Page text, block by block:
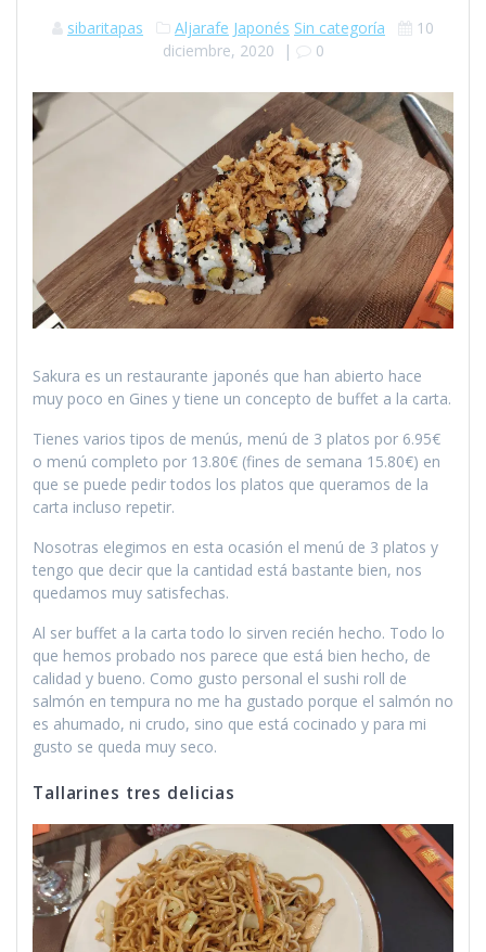
sibaritapas Aljarafe Japonés Sin categoría
10
diciembre, 2020 | 0
Sakura es un restaurante japonés que han abierto hace
muy poco en Gines y tiene un concepto de buffet a la carta.
Tienes varios tipos de menús, menú de 3 platos por 6.95€
o menú completo por 13.80€ (fines de semana 15.80€) en
que se puede pedir todos los platos que queramos de la
carta incluso repetir.
Nosotras elegimos en esta ocasión el menú de 3 platos y
tengo que decir que la cantidad está bastante bien, nos
quedamos muy satisfechas.
Al ser buffet a la carta todo lo sirven recién hecho. Todo lo
que hemos probado nos parece que está bien hecho, de
calidad y bueno. Como gusto personal el sushi roll de
salmón en tempura no me ha gustado porque el salmón no
es ahumado, ni crudo, sino que está cocinado y para mi
gusto se queda muy seco.
Tallarines tres delicias